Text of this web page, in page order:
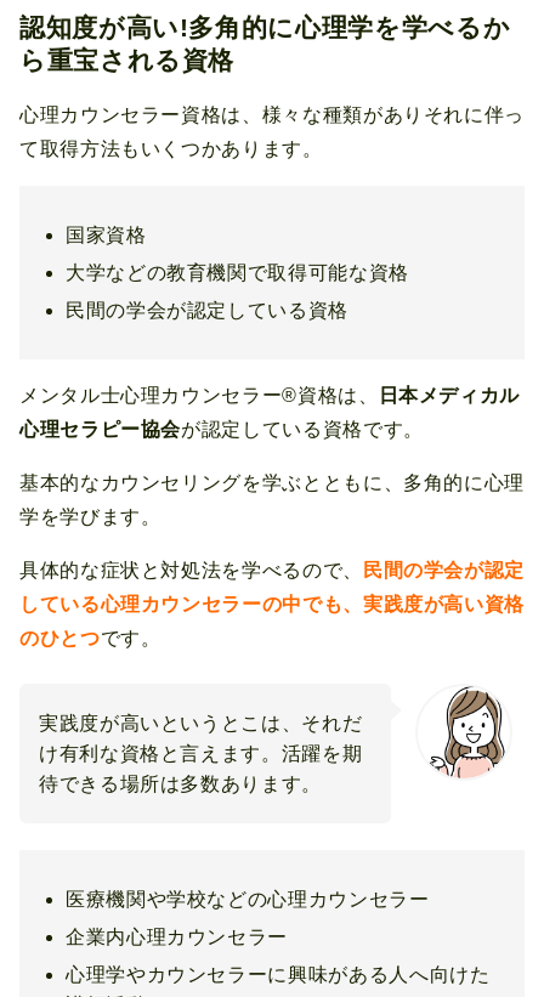
認知度が高い!多角的に心理学を学べるか
ら重宝される資格
心理カウンセラー資格は、様々な種類がありそれに伴っ
て取得方法もいくつかあります。
国家資格
大学などの教育機関で取得可能な資格
民間の学会が認定している資格
メンタル士心理カウンセラー®資格は、
日本メディカル
心理セラピー協会が認定している資格です。
基本的なカウンセリングを学ぶとともに、多角的に心理
学を学びます。
具体的な症状と対処法を学べるので、
民間の学会が認定
している心理カウンセラーの中でも、実践度が高い資格
のひとつです。
実践度が高いというとこは、それだ
け有利な資格と言えます。活躍を期
待できる場所は多数あります。
医療機関や学校などの心理カウンセラー
企業内心理カウンセラー
心理学やカウンセラーに興味がある人へ向けた